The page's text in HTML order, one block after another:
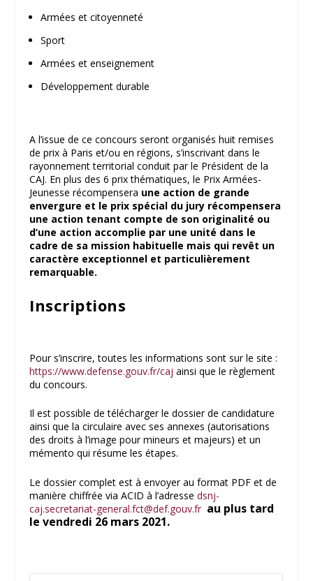
Armées et citoyenneté
Sport
Armées et enseignement
Développement durable
A l’issue de ce concours seront organisés huit remises
de prix à Paris et/ou en régions, s’inscrivant dans le
rayonnement territorial conduit par le Président de la
CAJ. En plus des 6 prix thématiques, le Prix Armées-
Jeunesse récompensera une action de grande
envergure et le prix spécial du jury récompensera
une action tenant compte de son originalité ou
d’une action accomplie par une unité dans le
cadre de sa mission habituelle mais qui revêt un
caractère exceptionnel et particulièrement
remarquable.
Inscriptions
Pour s’inscrire, toutes les informations sont sur le site :
https://www.defense.gouv.fr/caj ainsi que le règlement
du concours.
Il est possible de télécharger le dossier de candidature
ainsi que la circulaire avec ses annexes (autorisations
des droits à l’image pour mineurs et majeurs) et un
mémento qui résume les étapes.
Le dossier complet est à envoyer au format PDF et de
manière chiffrée via ACID à l’adressedsnj-
caj.secretariat-general.fct@def.gouv.fr au plus tard
le vendredi 26 mars 2021.